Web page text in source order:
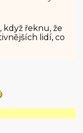
řeknu, že
lidí, co